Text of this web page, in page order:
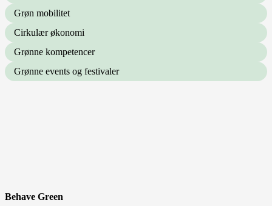
Grøn mobilitet
Cirkulær økonomi
Grønne kompetencer
Grønne events og festivaler
Behave Green